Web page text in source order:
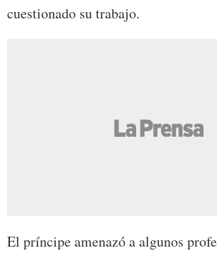
cuestionado su trabajo.
El príncipe amenazó a algunos